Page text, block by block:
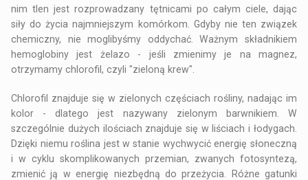
nim tlen jest rozprowadzany tętnicami po całym ciele, dając
siły do życia najmniejszym komórkom. Gdyby nie ten związek
chemiczny, nie moglibyśmy oddychać. Ważnym składnikiem
hemoglobiny jest żelazo - jeśli zmienimy je na magnez,
otrzymamy chlorofil, czyli "zieloną krew".
Chlorofil znajduje się w zielonych częściach rośliny, nadając im
kolor - dlatego jest nazywany zielonym barwnikiem. W
szczególnie dużych ilościach znajduje się w liściach i łodygach.
Dzięki niemu roślina jest w stanie wychwycić energię słoneczną
i w cyklu skomplikowanych przemian, zwanych fotosyntezą,
zmienić ją w energię niezbędną do przeżycia. Różne gatunki